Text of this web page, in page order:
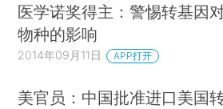
医学诺奖得主：警惕转基因
物种的影响
2014年09月11日 APP打开
美官员：中国批准进口美国